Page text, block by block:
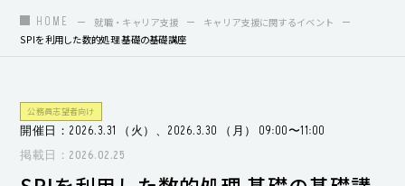
入試情報
学部・学科・大学院
国際交流
教員養成
HOME 就職・キャリア支援
キャリア支援に関するイベント
SPIを利用した数的処理 基礎の基礎講座
公務員志望者向け
開催日：2026.3.31 （火）、2026.3.30 （月） 09:00〜11:00
掲載日：2026.02.25